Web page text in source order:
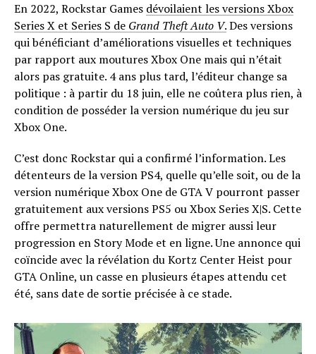
En 2022, Rockstar Games dévoilaient les versions Xbox
Series X et Series S de Grand Theft Auto V.Des versions
qui bénéficiant d’améliorations visuelles et techniques
par rapport aux moutures Xbox One mais qui n’était
alors pas gratuite. 4 ans plus tard, l’éditeur change sa
politique : à partir du 18 juin, elle ne coûtera plus rien, à
condition de posséder la version numérique du jeu sur
Xbox One.
C’est donc Rockstar qui a confirmé l’information. Les
détenteurs de la version PS4, quelle qu’elle soit, ou de la
version numérique Xbox One de GTA V pourront passer
gratuitement aux versions PS5 ou Xbox Series X|S. Cette
offre permettra naturellement de migrer aussi leur
progression en Story Mode et en ligne. Une annonce qui
coïncide avec la révélation du Kortz Center Heist pour
GTA Online, un casse en plusieurs étapes attendu cet
été, sans date de sortie précisée à ce stade.